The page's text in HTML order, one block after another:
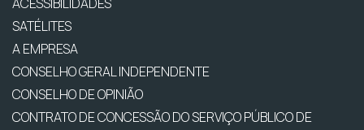
SATÉLITES
A EMPRESA
CONSELHO GERAL INDEPENDENTE
CONSELHO DE OPINIÃO
CONTRATO DE CONCESSÃO DO SERVIÇO PÚBLICO DE